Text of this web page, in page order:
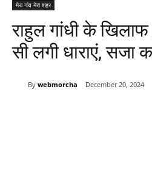
मेरा गांव मेरा शहर
राहुल गांधी के
सी लगी धाराएं, सजा
By webmorcha December 20, 2024